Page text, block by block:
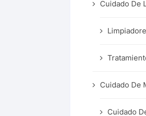
Cuidado De
Cuidado De
Cuidado